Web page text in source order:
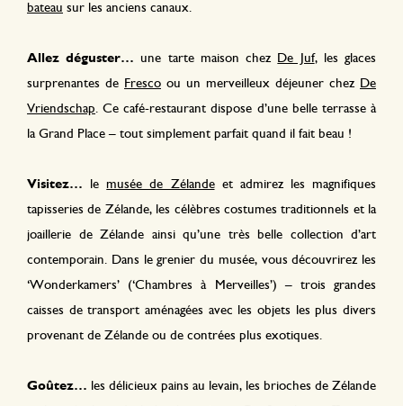
bateau sur les anciens canaux.
Allez déguster…une tarte maison chez De Juf, les glaces
surprenantes de Fresco ou un merveilleux déjeuner chez De
Vriendschap. Ce café-restaurant dispose d’une belle terrasse à
la Grand Place – tout simplement parfait quand il fait beau !
Visitez… lemusée de Zélandeet admirez les magnifiques
tapisseries de Zélande, les célèbres costumes traditionnels et la
joaillerie de Zélande ainsi qu’une très belle collection d’art
contemporain. Dans le grenier du musée, vous découvrirez les
‘Wonderkamers’ (‘Chambres à Merveilles’) – trois grandes
caisses de transport aménagées avec les objets les plus divers
provenant de Zélande ou de contrées plus exotiques.
Goûtez… les délicieux pains au levain, les brioches de Zélande